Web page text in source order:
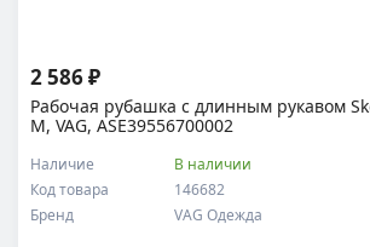
Рабочая рубашка c длинным рукавом
M, VAG, ASE39556700002
Код товара 146682
Наличие В наличии
Бренд VAG Одежда
2 586 ₽